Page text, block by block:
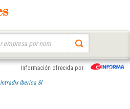
Información ofrecida por
Intradix Iberica Sl